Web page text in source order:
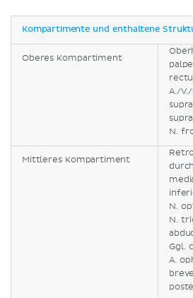
Kompartimente und enthaltene
Oberes Kompartiment
A./
N.
Mittleres Kompartiment
N.
N.
Ggl.
A.